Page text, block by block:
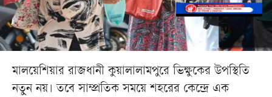
মালয়েশিয়ার রাজধানী কুয়ালালামপুরে ভিক্ষুকের উপস্থিতি
নতুন নয়। তবে সাম্প্রতিক সময়ে শহরের কেন্দ্রে এক